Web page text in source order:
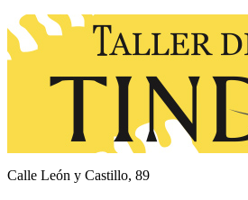
Calle León y Castillo, 89